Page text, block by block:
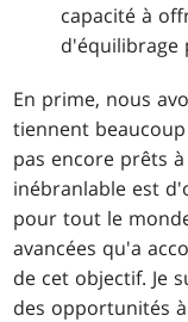
capacité à
d'équilibrage
En prime, nous
tiennent
pas encore prêts
inébranlable est
pour tout le
avancées qu'a
de cet objectif. Je
des opportunités